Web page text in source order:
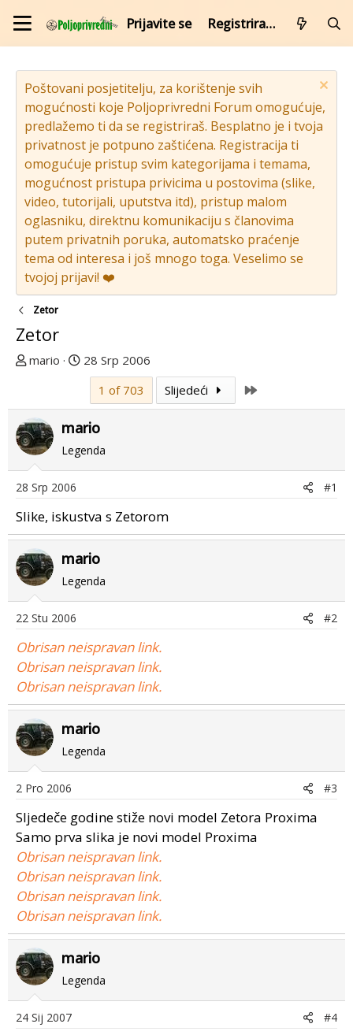
Prijavite se Registrirajte se
Poštovani posjetitelju, za korištenje svih
mogućnosti koje Poljoprivredni Forum omogućuje,
predlažemo ti da se registriraš. Besplatno je i tvoja
privatnost je potpuno zaštićena. Registracija ti
omogućuje pristup svim kategorijama i temama,
mogućnost pristupa privicima u postovima (slike,
video, tutorijali, uputstva itd), pristup malom
oglasniku, direktnu komunikaciju s članovima
putem privatnih poruka, automatsko praćenje
tema od interesa i još mnogo toga. Veselimo se
tvojoj prijavi! ❤️
Zetor
Zetor
T
u
p
o
r
e
n
u
o
mario
D
u
m
p
o
g
p
o
s
t
a
28 Srp 2006
1 of 703
Slijedeći
mario
Legenda
28 Srp 2006 #1
Slike, iskustva s Zetorom
mario
Legenda
22 Stu 2006 #2
Obrisan neispravan link.
Obrisan neispravan link.
Obrisan neispravan link.
mario
Legenda
2 Pro 2006 #3
Sljedeče godine stiže novi model Zetora Proxima
Samo prva slika je novi model Proxima
Obrisan neispravan link.
Obrisan neispravan link.
Obrisan neispravan link.
Obrisan neispravan link.
mario
Legenda
24 Sij 2007 #4